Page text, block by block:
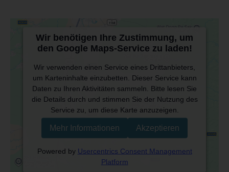
Wir benötigen Ihre Zustimmung, um
den Google Maps-Service zu laden!
Wir verwenden einen Service eines Drittanbieters,
um Karteninhalte einzubetten. Dieser Service kann
Daten zu Ihren Aktivitäten sammeln. Bitte lesen Sie
die Details durch und stimmen Sie der Nutzung des
Service zu, um diese Karte anzuzeigen.
Mehr Informationen Akzeptieren
Powered by Usercentrics Consent Management
Platform